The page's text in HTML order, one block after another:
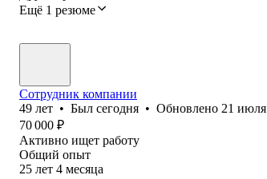
Ещё 1 резюме
Сотрудник компании
49 лет • Был сегодня • Обновлено 21 июля
70 000 ₽
Активно ищет работу
Общий опыт
25 лет 4 месяца